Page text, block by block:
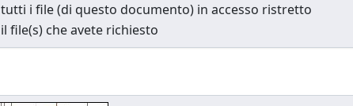
tutti i file (di questo documento) in accesso ristretto
il file(s) che avete richiesto